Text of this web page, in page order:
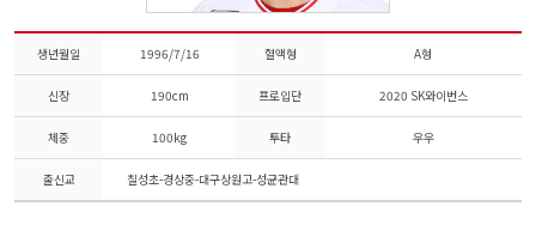
생년월일 1996/7/16 혈액형 A형
신장 190cm 프로입단 2020 SK와이번스
체중 100kg 투타 우우
출신교 칠성초-경상중-대구상원고-성균관대